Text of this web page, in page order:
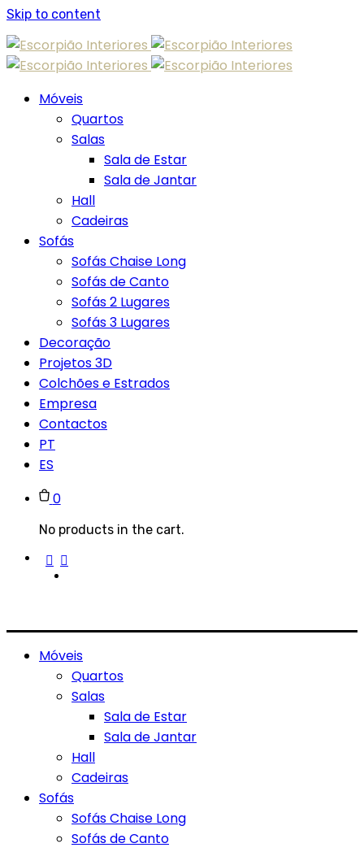
Skip to content
Móveis
Quartos
Salas
Sala de Estar
Sala de Jantar
Hall
Cadeiras
Sofás
Sofás Chaise Long
Sofás de Canto
Sofás 2 Lugares
Sofás 3 Lugares
Decoração
Projetos 3D
Colchões e Estrados
Empresa
Contactos
PT
ES
0
No products in the cart.
Móveis
Quartos
Salas
Sala de Estar
Sala de Jantar
Hall
Cadeiras
Sofás
Sofás Chaise Long
Sofás de Canto